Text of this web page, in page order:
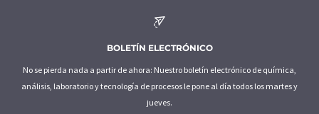
BOLETÍN ELECTRÓNICO
No se pierda nada a partir de ahora: Nuestro boletín electrónico de química,
análisis, laboratorio y tecnología de procesos le pone al día todos los martes y
jueves.